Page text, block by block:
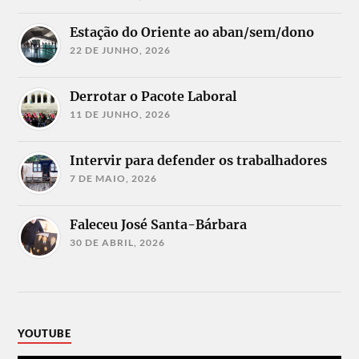
Estação do Oriente ao aban/sem/dono
22 DE JUNHO, 2026
Derrotar o Pacote Laboral
11 DE JUNHO, 2026
Intervir para defender os trabalhadores
7 DE MAIO, 2026
Faleceu José Santa-Bárbara
30 DE ABRIL, 2026
YOUTUBE